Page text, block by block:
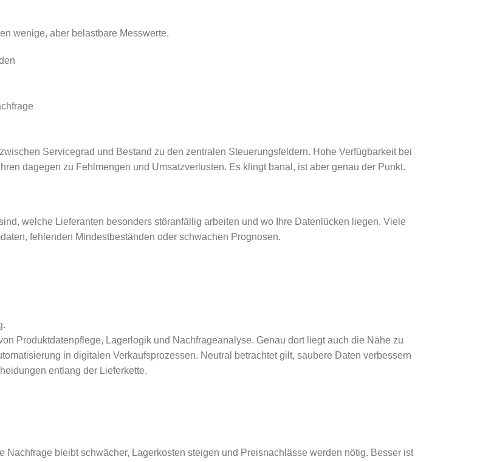
wenige, aber belastbare Messwerte.
Servicegrad und Bestand zu den zentralen Steuerungsfeldern. Hohe Verfügbarkeit bei
dagegen zu Fehlmengen und Umsatzverlusten. Es klingt banal, ist aber genau der Punkt.
welche Lieferanten besonders störanfällig arbeiten und wo Ihre Datenlücken liegen. Viele
fehlenden Mindestbeständen oder schwachen Prognosen.
Produktdatenpflege, Lagerlogik und Nachfrageanalyse. Genau dort liegt auch die Nähe zu
in digitalen Verkaufsprozessen. Neutral betrachtet gilt, saubere Daten verbessern
entlang der Lieferkette.
bleibt schwächer, Lagerkosten steigen und Preisnachlässe werden nötig. Besser ist